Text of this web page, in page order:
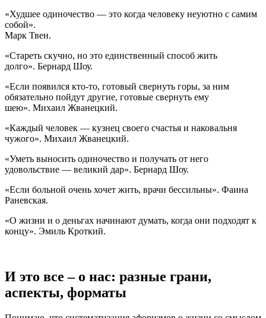
«Худшее одиночество — это когда человеку неуютно с самим
собой».
Марк Твен.
«Стареть скучно, но это единственный способ жить
долго». Бернард Шоу.
«Если появился кто-то, готовый свернуть горы, за ним
обязательно пойдут другие, готовые свернуть ему
шею». Михаил Жванецкий.
«Каждый человек — кузнец своего счастья и наковальня
чужого». Михаил Жванецкий.
«Уметь выносить одиночество и получать от него
удовольствие — великий дар». Бернард Шоу.
«Если больной очень хочет жить, врачи бессильны». Фаина
Раневская.
«О жизни и о деньгах начинают думать, когда они подходят к
концу». Эмиль Кроткий.
И это все – о нас: разные грани,
аспекты, форматы